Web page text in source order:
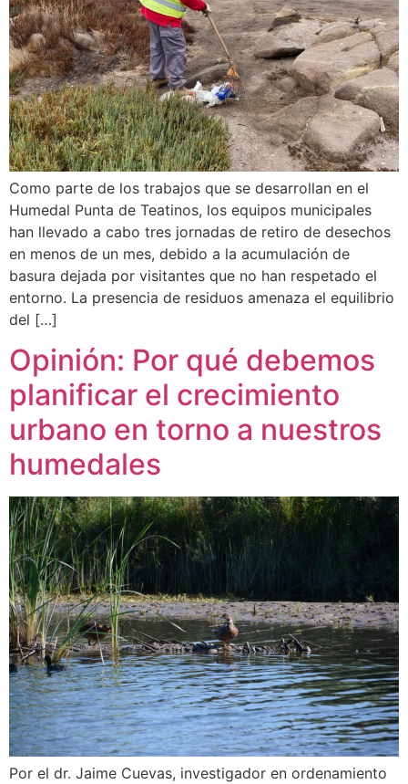
Como parte de los trabajos que se desarrollan en el
Humedal Punta de Teatinos, los equipos municipales
han llevado a cabo tres jornadas de retiro de desechos
en menos de un mes, debido a la acumulación de
basura dejada por visitantes que no han respetado el
entorno. La presencia de residuos amenaza el equilibrio
del […]
Opinión: Por qué debemos
planificar el crecimiento
urbano en torno a nuestros
humedales
Por el dr. Jaime Cuevas, investigador en ordenamiento